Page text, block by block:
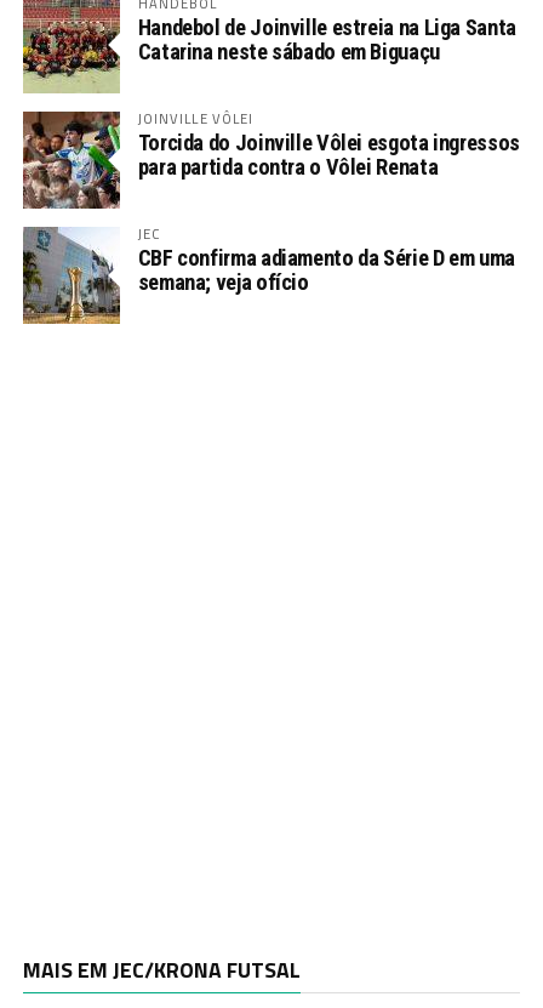
Handebol de Joinville estreia na Liga Santa
Catarina neste sábado em Biguaçu
JOINVILLE VÔLEI
Torcida do Joinville Vôlei esgota ingressos
para partida contra o Vôlei Renata
JEC
CBF confirma adiamento da Série D em uma
semana; veja ofício
MAIS EM JEC/KRONA FUTSAL